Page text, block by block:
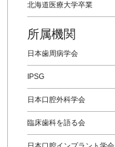
北海道医療大学卒業
所属機関
日本歯周病学会
IPSG
日本口腔外科学会
臨床歯科を語る会